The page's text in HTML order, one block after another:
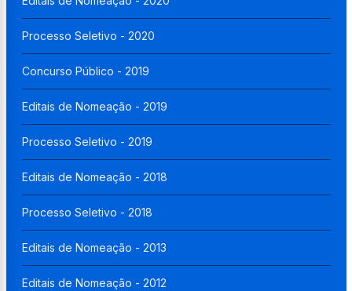
Processo Seletivo - 2020
Concurso Público - 2019
Editais de Nomeação - 2019
Processo Seletivo - 2019
Editais de Nomeação - 2018
Processo Seletivo - 2018
Editais de Nomeação - 2013
Editais de Nomeação - 2012